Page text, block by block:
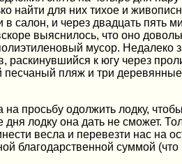
найти для них тихое и
салон, и через двадцать
выяснилось, что оно
мусор. Недалеко
к югу через
пляж и три
просьбу одолжить лодку,
лодку она дать не сможет.
весла и перевезти нас на
благодарственной суммой